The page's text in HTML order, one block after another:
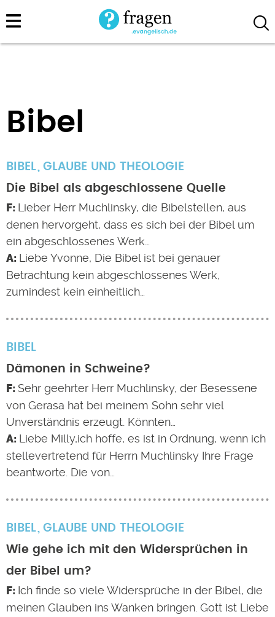
Direkt
zum
Bibel
BIBEL GLAUBE UND THEOLOGIE
Die Bibel als abgeschlossene Quelle
Lieber Herr Muchlinsky, die Bibelstellen, aus
denen hervorgeht, dass es sich bei der Bibel um
ein abgeschlossenes Werk…
Liebe Yvonne, Die Bibel ist bei genauer
Betrachtung kein abgeschlossenes Werk,
zumindest kein einheitlich…
BIBEL
Dämonen in Schweine?
Sehr geehrter Herr Muchlinsky, der Besessene
von Gerasa hat bei meinem Sohn sehr viel
Unverständnis erzeugt. Könnten…
Liebe Milly,ich hoffe, es ist in Ordnung, wenn ich
stellevertretend für Herrn Muchlinsky Ihre Frage
beantworte. Die von…
BIBEL GLAUBE UND THEOLOGIE
Wie gehe ich mit den Widersprüchen in
der Bibel um?
Ich finde so viele Widersprüche in der Bibel, die
meinen Glauben ins Wanken bringen. Gott ist Liebe